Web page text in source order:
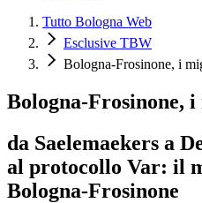
Tutto Bologna Web
Esclusive TBW
Bologna-Frosinone, i
Bologna-Frosinone,
da Saelemaekers a
al protocollo Var: il
Bologna-Frosinone